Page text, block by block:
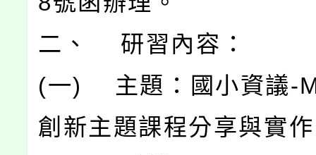
二、 研習內容：
(一) 主題：國小資議-
創新主題課程分享與實作